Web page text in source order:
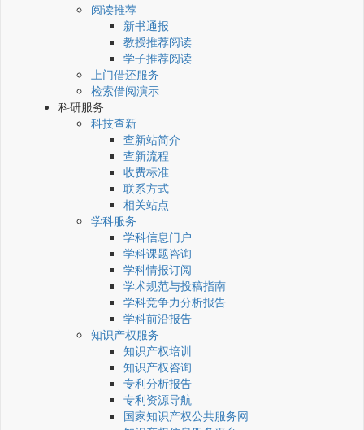
阅读推荐
新书通报
教授推荐阅读
学子推荐阅读
上门借还服务
检索借阅演示
科研服务
科技查新
查新站简介
查新流程
收费标准
联系方式
相关站点
学科服务
学科信息门户
学科课题咨询
学科情报订阅
学术规范与投稿指南
学科竞争力分析报告
学科前沿报告
知识产权服务
知识产权培训
知识产权咨询
专利分析报告
专利资源导航
国家知识产权公共服务网